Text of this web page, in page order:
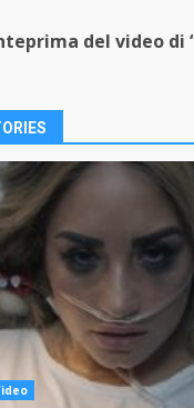
del video di